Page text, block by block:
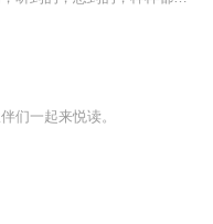
们一起来悦读。